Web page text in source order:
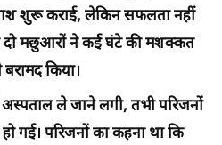
शुरू कराई, लेकिन सफलता नहीं
के दो मछुआरों ने कई घंटे की मशक्कत
किया।
ले जाने लगी, तभी परिजनों
गई। परिजनों का कहना था कि